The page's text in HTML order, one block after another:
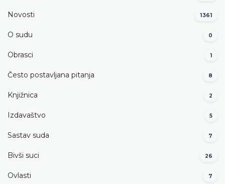
Novosti 1361
O sudu 0
Obrasci 1
Često postavljana pitanja 8
Knjižnica 2
Izdavaštvo 5
Sastav suda 7
Bivši suci 26
Ovlasti 7